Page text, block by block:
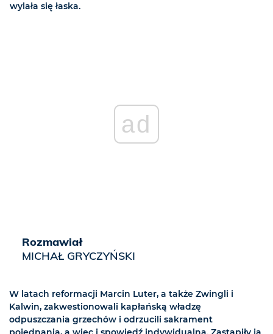
wylała się łaska.
ad
Rozmawiał
MICHAŁ GRYCZYŃSKI
W latach reformacji Marcin Luter, a także Zwingli i
Kalwin, zakwestionowali kapłańską władzę
odpuszczania grzechów i odrzucili sakrament